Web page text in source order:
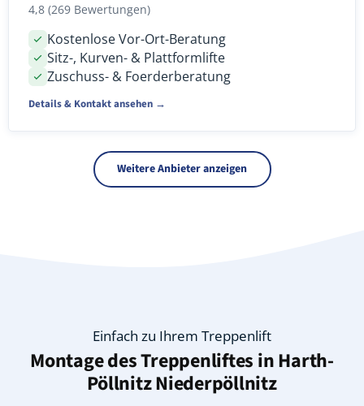
4,8 (269 Bewertungen)
Kostenlose Vor-Ort-Beratung
Sitz-, Kurven- & Plattformlifte
Zuschuss- & Foerderberatung
Details & Kontakt ansehen →
Weitere Anbieter anzeigen
Einfach zu Ihrem Treppenlift
Montage des Treppenliftes inHarth-
Pöllnitz Niederpöllnitz